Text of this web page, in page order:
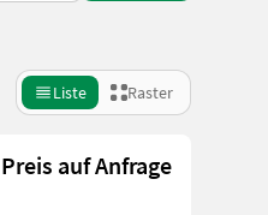
Liste Raster
Preis auf Anfrage